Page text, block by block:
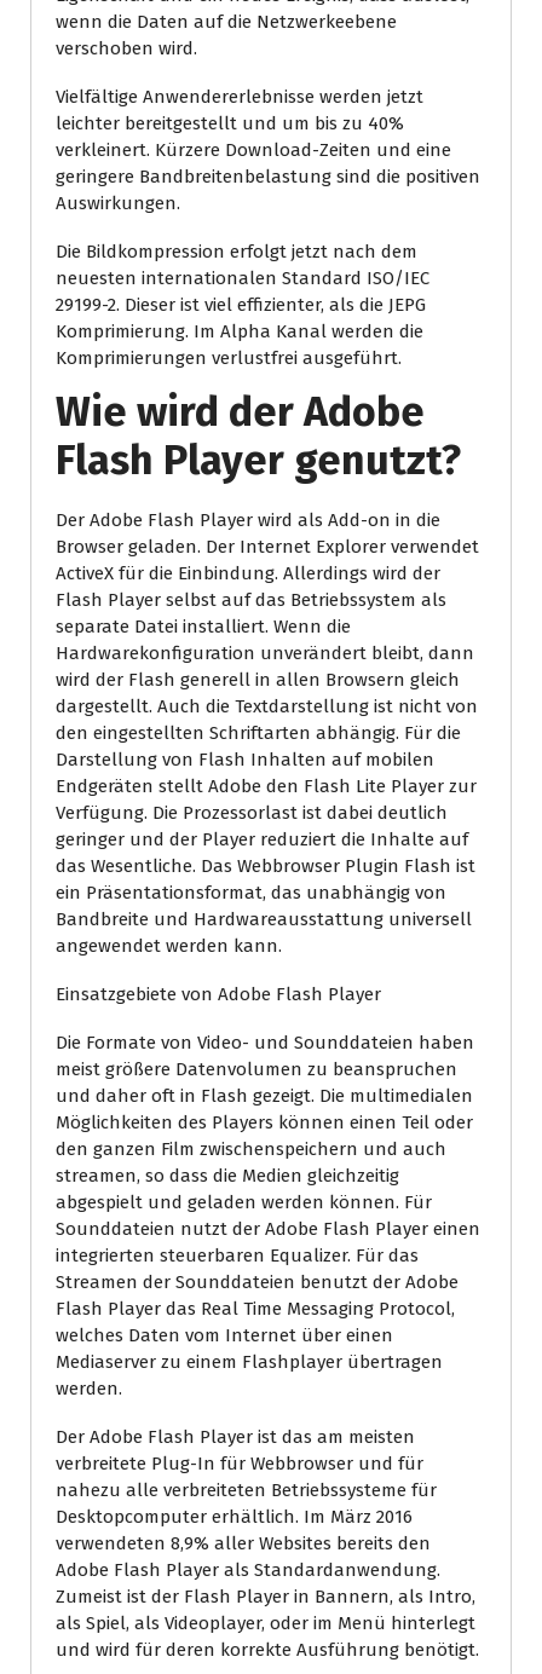
wenn die Daten auf die Netzwerkeebene
verschoben wird.
Vielfältige Anwendererlebnisse werden jetzt
leichter bereitgestellt und um bis zu 40%
verkleinert. Kürzere Download-Zeiten und eine
geringere Bandbreitenbelastung sind die positiven
Auswirkungen.
Die Bildkompression erfolgt jetzt nach dem
neuesten internationalen Standard ISO/IEC
29199-2. Dieser ist viel effizienter, als die JEPG
Komprimierung. Im Alpha Kanal werden die
Komprimierungen verlustfrei ausgeführt.
Wie wird der Adobe
Flash Player genutzt?
Der Adobe Flash Player wird als Add-on in die
Browser geladen. Der Internet Explorer verwendet
ActiveX für die Einbindung. Allerdings wird der
Flash Player selbst auf das Betriebssystem als
separate Datei installiert. Wenn die
Hardwarekonfiguration unverändert bleibt, dann
wird der Flash generell in allen Browsern gleich
dargestellt. Auch die Textdarstellung ist nicht von
den eingestellten Schriftarten abhängig. Für die
Darstellung von Flash Inhalten auf mobilen
Endgeräten stellt Adobe den Flash Lite Player zur
Verfügung. Die Prozessorlast ist dabei deutlich
geringer und der Player reduziert die Inhalte auf
das Wesentliche. Das Webbrowser Plugin Flash ist
ein Präsentationsformat, das unabhängig von
Bandbreite und Hardwareausstattung universell
angewendet werden kann.
Einsatzgebiete von Adobe Flash Player
Die Formate von Video- und Sounddateien haben
meist größere Datenvolumen zu beanspruchen
und daher oft in Flash gezeigt. Die multimedialen
Möglichkeiten des Players können einen Teil oder
den ganzen Film zwischenspeichern und auch
streamen, so dass die Medien gleichzeitig
abgespielt und geladen werden können. Für
Sounddateien nutzt der Adobe Flash Player einen
integrierten steuerbaren Equalizer. Für das
Streamen der Sounddateien benutzt der Adobe
Flash Player das Real Time Messaging Protocol,
welches Daten vom Internet über einen
Mediaserver zu einem Flashplayer übertragen
werden.
Der Adobe Flash Player ist das am meisten
verbreitete Plug-In für Webbrowser und für
nahezu alle verbreiteten Betriebssysteme für
Desktopcomputer erhältlich. Im März 2016
verwendeten 8,9% aller Websites bereits den
Adobe Flash Player als Standardanwendung.
Zumeist ist der Flash Player in Bannern, als Intro,
als Spiel, als Videoplayer, oder im Menü hinterlegt
und wird für deren korrekte Ausführung benötigt.